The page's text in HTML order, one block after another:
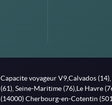
Capacite voyageur V9,Calvados
(61), Seine-Maritime (76),Le Havre
(14000) Cherbourg-en-Cotentin